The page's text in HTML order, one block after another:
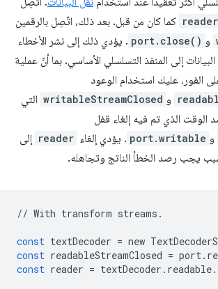
كما كان من قبل. بعد ذلك، اتّصِل بالرقمين
و port.close() . يؤدي ذلك إلى نشر الأخطاء
إلى المنفذ التسلسلي الأساسي. بما أنّ عملية
الفور، عليك استخدام الوعود
و writableStreamClosed التي
الوقت الذي تم فيه إلغاء قفل
و port.writable . يؤدي إلغاء reader إلى
يجب رصد الخطأ الناتج وتجاهله.
// With transform streams .
const textDecoder = new
const readableStreamClosed = port.
const reader = textDecoder . readable.